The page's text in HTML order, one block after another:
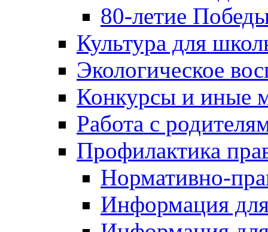
80-летие
Культура для
Экологическое
Конкурсы и иные
Работа с
Профилактика
Нормативно-
Информация для